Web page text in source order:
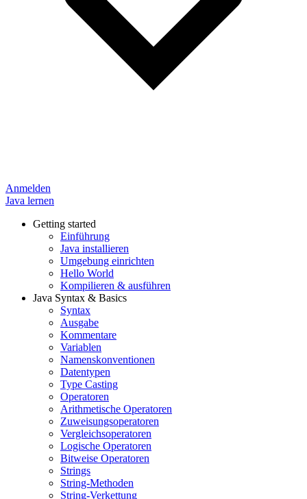
Anmelden
Java lernen
Getting started
Einführung
Java installieren
Umgebung einrichten
Hello World
Kompilieren & ausführen
Java Syntax & Basics
Syntax
Ausgabe
Kommentare
Variablen
Namenskonventionen
Datentypen
Type Casting
Operatoren
Arithmetische Operatoren
Zuweisungsoperatoren
Vergleichsoperatoren
Logische Operatoren
Bitweise Operatoren
Strings
String-Methoden
String-Verkettung